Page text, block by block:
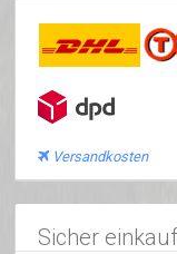
Versandkosten
Sicher